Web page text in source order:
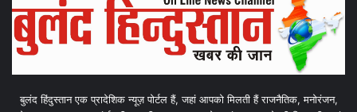
बुलंद हिंदुस्तान एक प्रादेशिक न्यूज़ पोर्टल हैं, जहां आपको मिलती हैं राजनैतिक, मनोरंजन,